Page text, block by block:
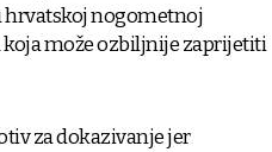
hrvatskoj nogometnoj
može ozbiljnije zaprijetiti
za dokazivanje jer